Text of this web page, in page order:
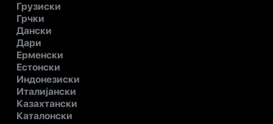
Грузиски
Грчки
Дански
Дари
Ерменски
Естонски
Индонезиски
Италијански
Казахтански
Каталонски